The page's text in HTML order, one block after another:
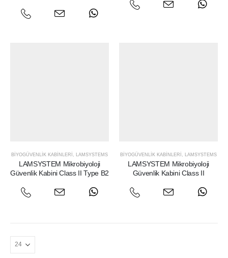
BIYOGÜVENLIK KABINLERI LAMSYSTEMS
LAMSYSTEM Mikrobiyoloji
Güvenlik Kabini Class II Type B2
BIYOGÜVENLIK KABINLERI LAMSYSTEMS
LAMSYSTEM Mikrobiyoloji
Güvenlik Kabini Class II